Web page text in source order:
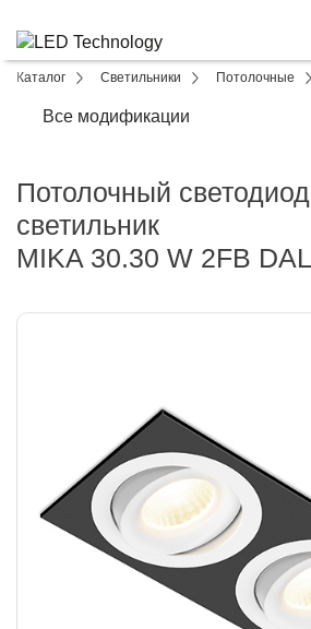
Каталог Светильники Потолочные
Все модификации
Потолочный
светильник
MIKA 30.30 W 2FB